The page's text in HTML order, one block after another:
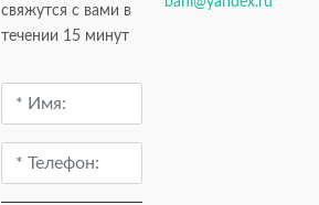
свяжутся с вами в
течении 15 минут